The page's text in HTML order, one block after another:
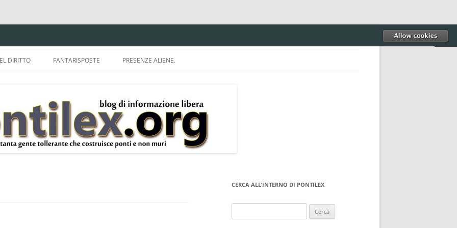
DIRITTO
DELLA LDA 633.
E
FANTARISPOSTE PRESENZE ALIENE.
CERCA ALL’INTERNO DI PONTILEX
per: